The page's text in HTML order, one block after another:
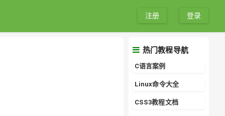
登录
注册
热门教程导航
C语言案例
Linux命令大全
CSS3教程文档